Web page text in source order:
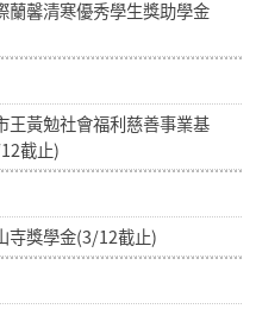
蘭馨清寒優秀學生獎助學金
王黃勉社會福利慈善事業基
截止)
寺獎學金(3/12截止)